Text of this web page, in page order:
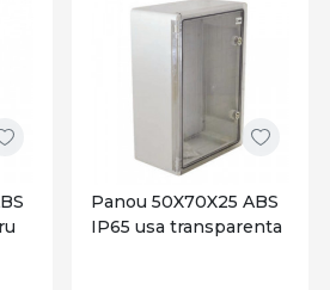
Panou 50X70X25 ABS
IP65 usa transparenta